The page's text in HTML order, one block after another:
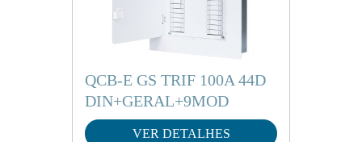
QCB-E GS TRIF 100A 44D
DIN+GERAL+9MOD
VER DETALHES